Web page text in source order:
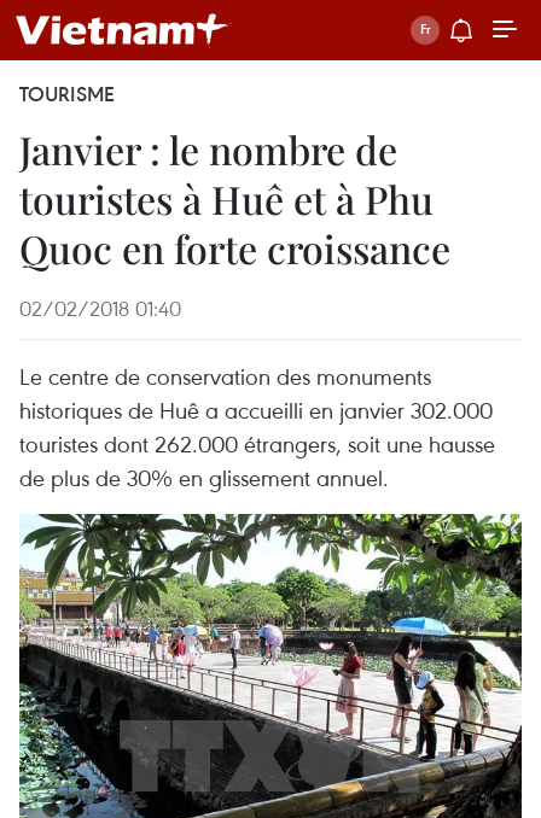
TOURISME
Janvier : le nombre de
touristes à Huê et à Phu
Quoc en forte croissance
02/02/2018 01:40
Le centre de conservation des monuments
historiques de Huê a accueilli en janvier 302.000
touristes dont 262.000 étrangers, soit une hausse
de plus de 30% en glissement annuel.